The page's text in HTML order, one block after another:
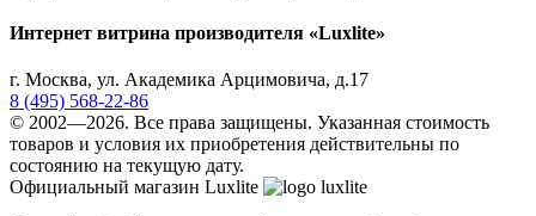
Интернет витрина производителя «Luxlite»
г. Москва, ул. Академика Арцимовича, д.17
8 (495) 568-22-86
© 2002—2026. Все права защищены. Указанная стоимость
товаров и условия их приобретения действительны по
состоянию на текущую дату.
Официальный магазин Luxlite